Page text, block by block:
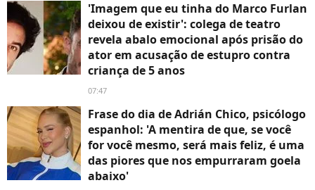
'Imagem que eu tinha do Marco Furlan
deixou de existir': colega de teatro
revela abalo emocional após prisão do
ator em acusação de estupro contra
criança de 5 anos
07:47
Frase do dia de Adrián Chico, psicólogo
espanhol: 'A mentira de que, se você
for você mesmo, será mais feliz, é uma
das piores que nos empurraram goela
abaixo'